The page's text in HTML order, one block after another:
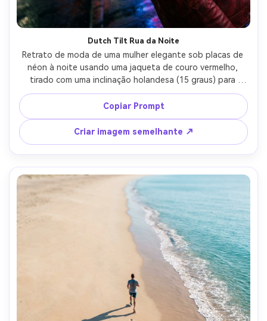
Dutch Tilt Rua da Noite
Retrato de moda de uma mulher elegante sob placas de
néon à noite usando uma jaqueta de couro vermelho,
tirado com uma inclinação holandesa (15 graus) para
energia nervosa, reflexos de rua molhada, luzes bokeh
coloridas, sorriso confiante, Fujifilm X-T5, lente de 35 mm,
f/1.4, olhos nítidos, grão cinematográfico, fotorealista,
alto contraste noturno Grau de cor-AR 4:5
Copiar Prompt
Criar imagem semelhante ↗